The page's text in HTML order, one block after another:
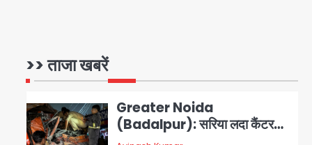
>> ताजा खबरें
1
Greater Noida
(Badalpur): सरिया लदा कैंटर
अनियंत्रित होकर घुसा किराना दुकान